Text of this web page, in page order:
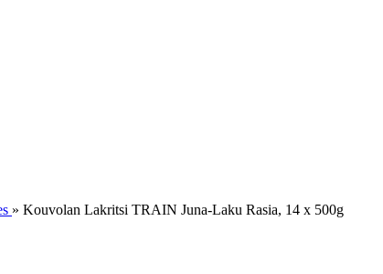
» Kouvolan Lakritsi TRAIN Juna-Laku Rasia, 14 x 500g